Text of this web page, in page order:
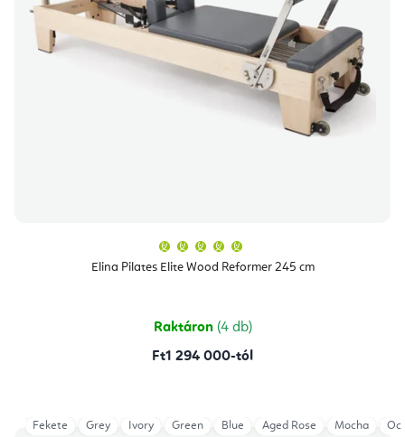
Elina Pilates Elite Wood Reformer 245 cm
átlagos
értékelése
csillag.
Raktáron (4 db)
Ft1 294 000-tól
Fekete Grey Ivory Green Blue Aged Rose Mocha